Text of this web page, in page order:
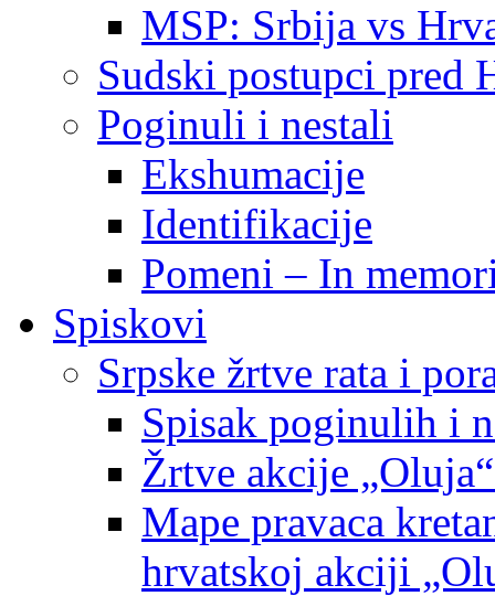
MSP: Srbija vs
Sudski postupci pred
Poginuli i nestali
Ekshumacije
Identifikacije
Pomeni – In
Spiskovi
Srpske žrtve rata i
Spisak poginulih i
Žrtve akcije
Mape pravaca
hrvatskoj akciji